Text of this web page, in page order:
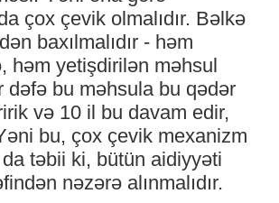
çox çevik olmalıdır. Bəlkə
baxılmalıdır - həm
həm yetişdirilən məhsul
dəfə bu məhsula bu qədər
və 10 il bu davam edir,
bu, çox çevik mexanizm
da təbii ki, bütün aidiyyəti
nəzərə alınmalıdır.